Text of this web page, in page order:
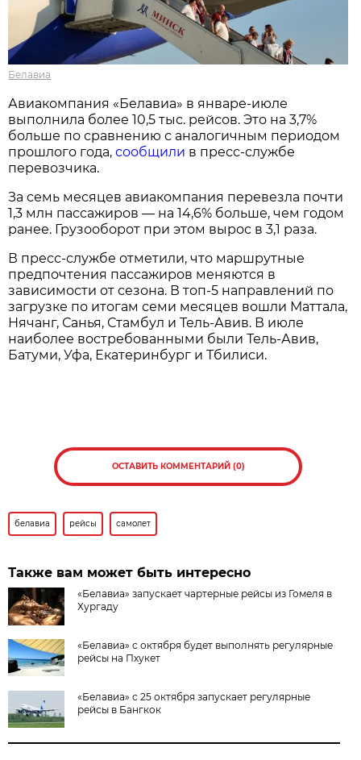
Белавиа
Авиакомпания «Белавиа» в январе-июле
выполнила более 10,5 тыс. рейсов. Это на 3,7%
больше по сравнению с аналогичным периодом
прошлого года,сообщили в пресс-службе
перевозчика.
За семь месяцев авиакомпания перевезла почти
1,3 млн пассажиров — на 14,6% больше, чем годом
ранее. Грузооборот при этом вырос в 3,1 раза.
В пресс-службе отметили, что маршрутные
предпочтения пассажиров меняются в
зависимости от сезона. В топ-5 направлений по
загрузке по итогам семи месяцев вошли Маттала,
Нячанг, Санья, Стамбул и Тель-Авив. В июле
наиболее востребованными были Тель-Авив,
Батуми, Уфа, Екатеринбург и Тбилиси.
ОСТАВИТЬ КОММЕНТАРИЙ (0)
белавиа рейсы самолет
Также вам может быть интересно
«Белавиа» запускает чартерные рейсы из Гомеля в
Хургаду
«Белавиа» с октября будет выполнять регулярные
рейсы на Пхукет
«Белавиа» с 25 октября запускает регулярные
рейсы в Бангкок